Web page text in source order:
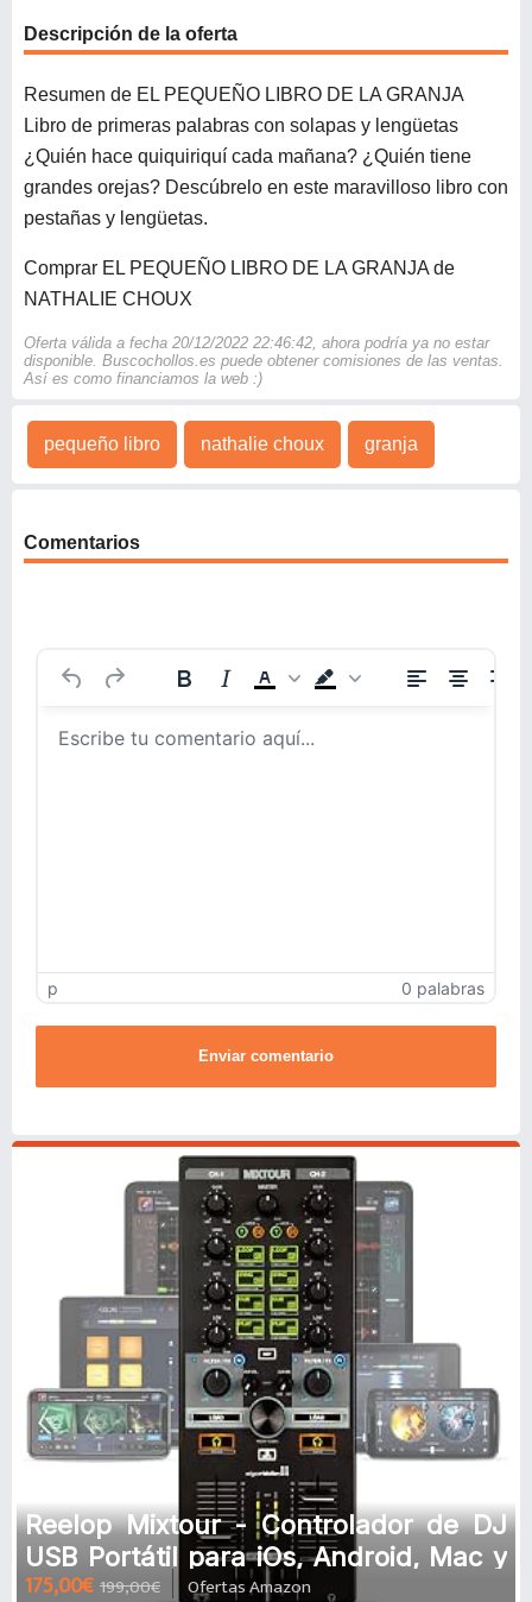
Descripción de la oferta
Resumen de EL PEQUEÑO LIBRO DE LA GRANJA
Libro de primeras palabras con solapas y lengüetas
¿Quién hace quiquiriquí cada mañana? ¿Quién tiene
grandes orejas? Descúbrelo en este maravilloso libro con
pestañas y lengüetas.
Comprar EL PEQUEÑO LIBRO DE LA GRANJA de
NATHALIE CHOUX
Oferta válida a fecha 20/12/2022 22:46:42, ahora podría ya no estar
disponible. Buscochollos.es puede obtener comisiones de las ventas.
Así es como financiamos la web :)
pequeño libro nathalie choux granja
Comentarios
p 0 palabras
Enviar comentario
Reelop Mixtour - Controlador de DJ
USB Portátil para iOs, Android, Mac y
PC, Conexión de Auricular
175,00€ 199,00€ Ofertas Amazon